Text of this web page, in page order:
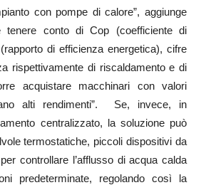
con pompe di calore”, aggiunge
tenere conto di Cop (coefficiente di
di efficienza energetica), cifre
rispettivamente di riscaldamento e di
acquistare macchinari con valori
alti rendimenti”. Se, invece, in
centralizzato, la soluzione può
termostatiche, piccoli dispositivi da
controllare l’afflusso di acqua calda
predeterminate, regolando così la